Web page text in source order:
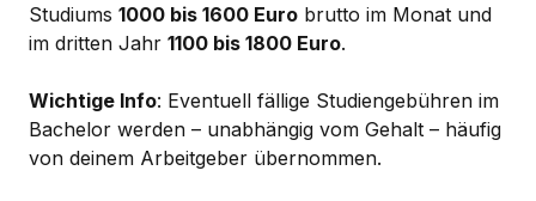
Studiums 1000 bis 1600 Euro brutto im Monat und
im dritten Jahr 1100 bis 1800 Euro.
Wichtige Info: Eventuell fällige Studiengebühren im
Bachelor werden – unabhängig vom Gehalt – häufig
von deinem Arbeitgeber übernommen.